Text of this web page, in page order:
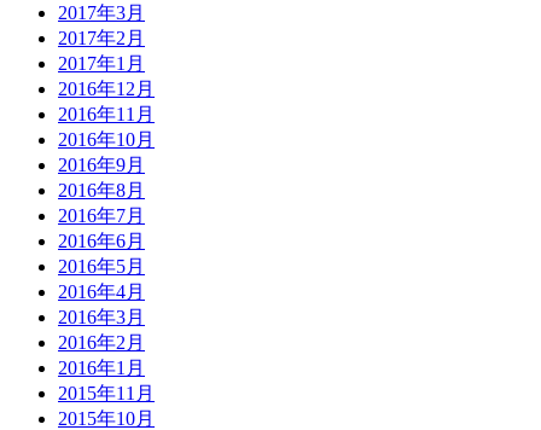
2017年3月
2017年2月
2017年1月
2016年12月
2016年11月
2016年10月
2016年9月
2016年8月
2016年7月
2016年6月
2016年5月
2016年4月
2016年3月
2016年2月
2016年1月
2015年11月
2015年10月